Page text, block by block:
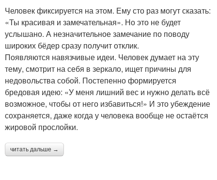
Человек фиксируется на этом. Ему сто раз могут сказать:
«Ты красивая и замечательная». Но это не будет
услышано. А незначительное замечание по поводу
широких бёдер сразу получит отклик.
Появляются навязчивые идеи. Человек думает на эту
тему, смотрит на себя в зеркало, ищет причины для
недовольства собой. Постепенно формируется
бредовая идею: «У меня лишний вес и нужно делать всё
возможное, чтобы от него избавиться!» И это убеждение
сохраняется, даже когда у человека вообще не остаётся
жировой прослойки.
читать дальше →